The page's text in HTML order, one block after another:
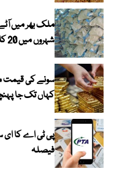
ملک بھر میں
شہروں میں 20 کلو تھیلا 100 روپے تک مہنگا
سونے کی قیمت
کہاں تک جا
پی ٹی اے کا ای
فیصلہ